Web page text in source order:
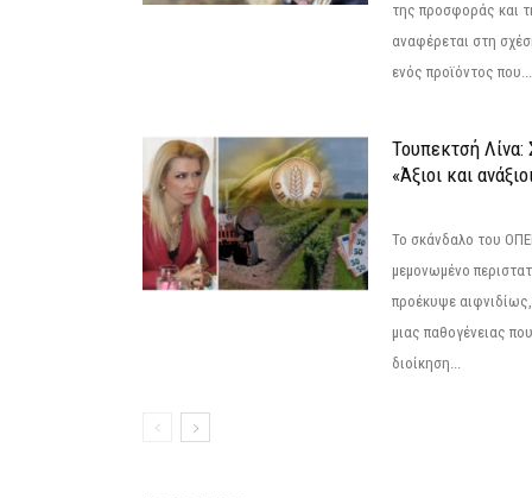
της προσφοράς και
αναφέρεται στη
ενός προϊόντος που...
Τουπεκτσή
«Άξιοι και
Το σκάνδαλο του
μεμονωμένο
προέκυψε
μιας παθογένειας
διοίκηση...